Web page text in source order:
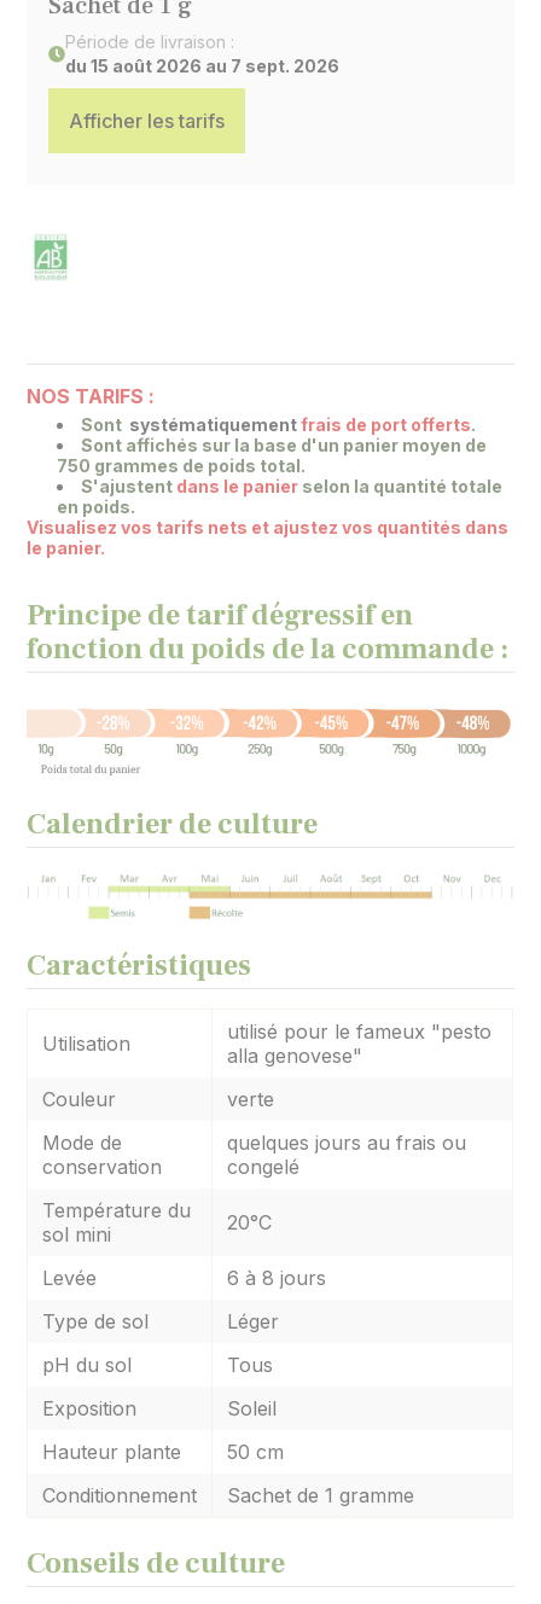
Période de livraison :
du 15 août 2026 au 7 sept. 2026
Afficher les tarifs
NOS TARIFS :
Sont systématiquementfrais de port offerts.
Sont affichés sur la base d'un panier moyen de
750 grammes de poids total.
S'ajustent dans le panier selon la quantité totale
en poids.
Visualisez vos tarifs nets et ajustez vos quantités dans
le panier.
Principe de tarif dégressif en
fonction du poids de la commande :
Calendrier de culture
Caractéristiques
Utilisation
utilisé pour le fameux "pesto
alla genovese"
Couleur
verte
Mode de
conservation
quelques jours au frais ou
congelé
Température du
sol mini
20°C
Levée
6 à 8 jours
Type de sol
Léger
pH du sol
Tous
Exposition
Soleil
Hauteur plante
50 cm
Conditionnement
Sachet de 1 gramme
Conseils de culture